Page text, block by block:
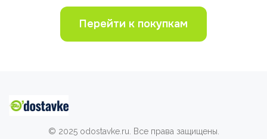
Перейти к покупкам
© 2025 odostavke.ru. Все права защищены.